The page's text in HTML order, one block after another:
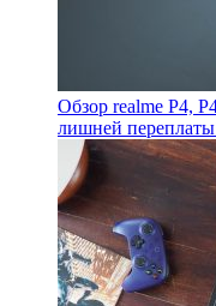
Обзор realme P4,
лишней переплаты